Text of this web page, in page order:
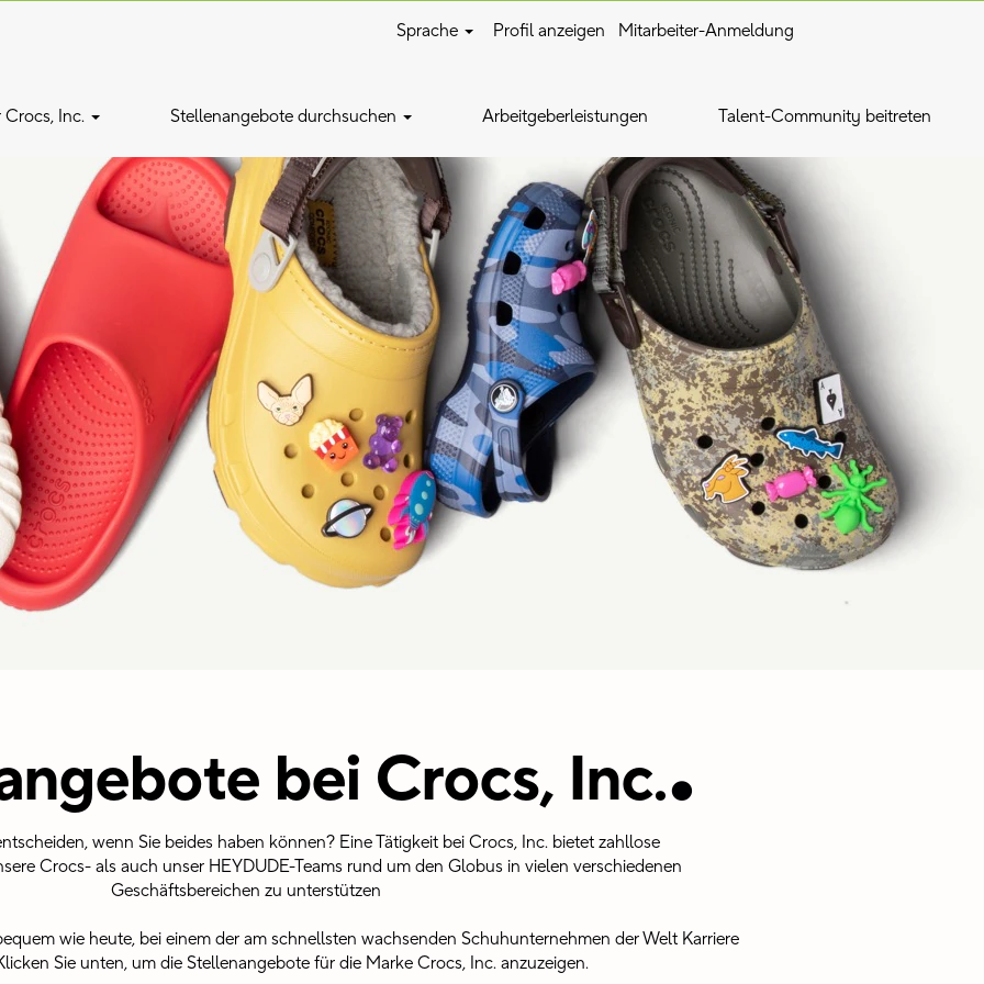
Sprache Profil anzeigen Mitarbeiter-Anmeldung
Crocs, Inc. Stellenangebote durchsuchen Arbeitgeberleistungen Talent-Community beitreten
bei Crocs, Inc..
wenn Sie beides haben können? Eine Tätigkeit bei Crocs, Inc. bietet zahllose
Crocs- als auch unser HEYDUDE-Teams rund um den Globus in vielen verschiedenen
Geschäftsbereichen zu unterstützen
wie heute, bei einem der am schnellsten wachsenden Schuhunternehmen der Welt Karriere
Sie unten, um die Stellenangebote für die Marke Crocs, Inc. anzuzeigen.